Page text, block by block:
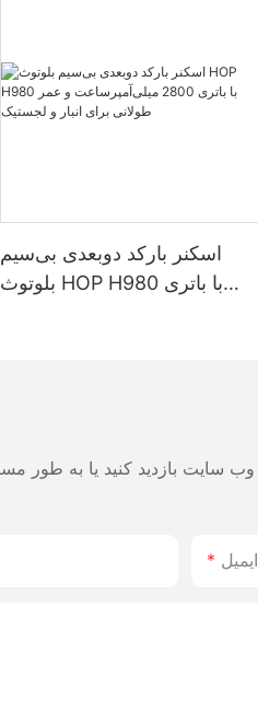
اسکنر بارکد دوبعدی بی‌سیم
بلوتوث HOP H980 با باتری
ایمیل